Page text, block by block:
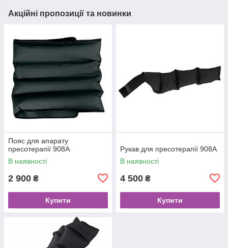
Акційні пропозиції та новинки
Пояс для апарату
пресотерапії 908A
В наявності
2 900 ₴
Купити
Рукав для пресотерапії 908А
В наявності
4 500 ₴
Купити